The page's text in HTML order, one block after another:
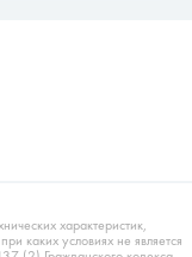
характеристик,
каких условиях не является